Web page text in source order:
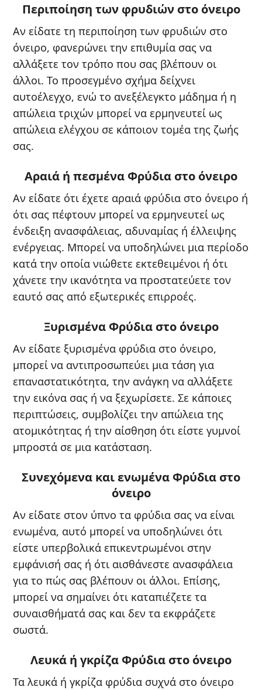
Περιποίηση των φρυδιών στο όνειρο
Αν είδατε τη περιποίηση των φρυδιών στο
όνειρο, φανερώνει την επιθυμία σας να
αλλάξετε τον τρόπο που σας βλέπουν οι
άλλοι. Το προσεγμένο σχήμα δείχνει
αυτοέλεγχο, ενώ το ανεξέλεγκτο μάδημα ή η
απώλεια τριχών μπορεί να ερμηνευτεί ως
απώλεια ελέγχου σε κάποιον τομέα της ζωής
σας.
Αραιά ή πεσμένα Φρύδια στο όνειρο
Αν είδατε ότι έχετε αραιά φρύδια στο όνειρο ή
ότι σας πέφτουν μπορεί να ερμηνευτεί ως
ένδειξη ανασφάλειας, αδυναμίας ή έλλειψης
ενέργειας. Μπορεί να υποδηλώνει μια περίοδο
κατά την οποία νιώθετε εκτεθειμένοι ή ότι
χάνετε την ικανότητα να προστατεύετε τον
εαυτό σας από εξωτερικές επιρροές.
Ξυρισμένα Φρύδια στο όνειρο
Αν είδατε ξυρισμένα φρύδια στο όνειρο,
μπορεί να αντιπροσωπεύει μια τάση για
επαναστατικότητα, την ανάγκη να αλλάξετε
την εικόνα σας ή να ξεχωρίσετε. Σε κάποιες
περιπτώσεις, συμβολίζει την απώλεια της
ατομικότητας ή την αίσθηση ότι είστε γυμνοί
μπροστά σε μια κατάσταση.
Συνεχόμενα και ενωμένα Φρύδια στο
όνειρο
Αν είδατε στον ύπνο τα φρύδια σας να είναι
ενωμένα, αυτό μπορεί να υποδηλώνει ότι
είστε υπερβολικά επικεντρωμένοι στην
εμφάνισή σας ή ότι αισθάνεστε ανασφάλεια
για το πώς σας βλέπουν οι άλλοι. Επίσης,
μπορεί να σημαίνει ότι καταπιέζετε τα
συναισθήματά σας και δεν τα εκφράζετε
σωστά.
Λευκά ή γκρίζα Φρύδια στο όνειρο
Τα λευκά ή γκρίζα φρύδια συχνά στο όνειρο